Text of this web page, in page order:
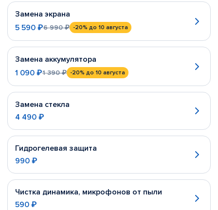
Замена экрана
5 590 ₽6 990 ₽ -20% до 10 августа
Замена аккумулятора
1 090 ₽1 390 ₽ -20% до 10 августа
Замена стекла
4 490 ₽
Гидрогелевая защита
990 ₽
Чистка динамика, микрофонов от пыли
590 ₽